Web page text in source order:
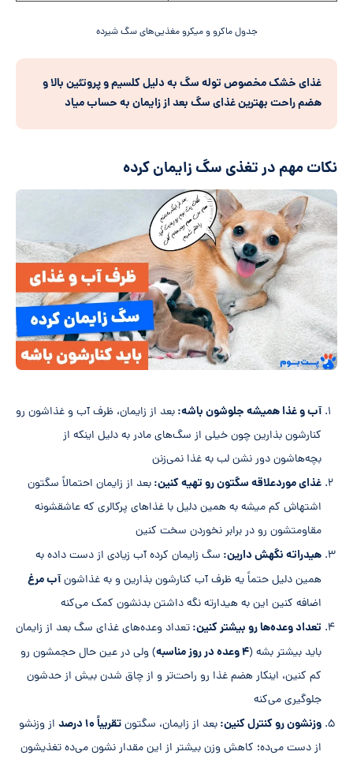
جدول ماکرو و میکرو مغذیی‌های سگ شیرده
غذای خشک مخصوص توله سگ به دلیل کلسیم و پروتئین بالا و
هضم راحت بهترین غذای سگ بعد از زایمان به حساب میاد
نکات مهم در تغذی سگ زایمان کرده
آب و غذا همیشه جلوشون باشه:بعد از زایمان، ظرف آب و غذاشون رو
کنارشون بذارین چون خیلی از سگ‌های مادر به دلیل اینکه از
بچه‌هاشون دور نشن لب به غذا نمی‌زنن
غذای موردعلاقه سگتون رو تهیه کنین:بعد از زایمان احتمالاً سگتون
اشتهاش کم میشه به همین دلیل با غذا‌های پرکالری که عاشقشونه
مقاومتشون رو در برابر نخوردن سخت کنین
هیدراته نگهش دارین: سگ زایمان کرده آب زیادی از دست داده به
همین دلیل حتماً یه ظرف آب کنارشون بذارین و به غذاشونآب مرغ
اضافه کنین این به هیدارته نگه داشتن بدنشون کمک می‌کنه
تعداد وعده‌ها رو بیشتر کنین:تعداد وعده‌های غذای سگ بعد از زایمان
باید بیشتر بشه (۴ وعده در روز مناسبه
) ولی در عین حال حجمشون رو
کم کنین، اینکار هضم غذا رو راحت‌تر و از چاق شدن بیش از حدشون
جلوگیری می‌کنه
وزنشون رو کنترل کنین:بعد از زایمان، سگتونتقریباً ۱۰ درصد
از وزنشو
از دست می‌ده؛ کاهش وزن بیشتر از این مقدار نشون می‌ده تغذیشون